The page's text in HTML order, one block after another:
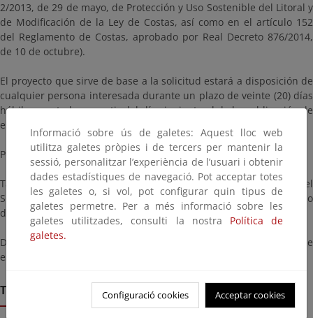
2/2013, de 29 de mayo, de Protección y Uso Sostenible del Litoral y
de Modificación de la Ley de Costas, así como en el artículo 152
del Reglamento de Costas, aprobado por Real Decreto 876/2014,
de 10 de octubre).
El proyecto que sirve de base a la solicitud estará a disposición de
cualquier persona interesada durante un plazo de veinte (20) días
hábiles, contados a partir del día siguiente al de la publicación de
este anuncio en el Boletín Oficial del Estado.
Podrá ser consultado a través de esta página.
También podrá ser examinado, previa cita, en las oficinas del
Servicio Provincial de Costas en Santa Cruz de Tenerife, en horario
de 9:00 a 14:00 horas, de lunes a viernes.
Durante este plazo podrán formularse las alegaciones que se
estimen oportunas.
Termini de remissió
Informació sobre ús de galetes: Aquest lloc web
utilitza galetes pròpies i de tercers per mantenir la
sessió, personalitzar l’experiència de l’usuari i obtenir
dades estadístiques de navegació. Pot acceptar totes
les galetes o, si vol, pot configurar quin tipus de
galetes permetre. Per a més informació sobre les
galetes utilitzades, consulti la nostra Política de
galetes.
Configuració cookies Acceptar cookies